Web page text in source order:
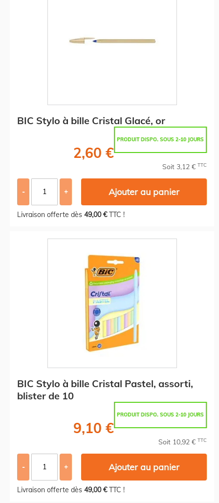
BIC Stylo à bille Cristal Glacé, or
PRODUIT DISPO. SOUS 2-10 JOURS
2,60 €
Soit 3,12 € TTC
- + Ajouter au panier
Livraison offerte dès 49,00 €TTC !
BIC Stylo à bille Cristal Pastel, assorti,
blister de 10
PRODUIT DISPO. SOUS 2-10 JOURS
9,10 €
Soit 10,92 € TTC
- + Ajouter au panier
Livraison offerte dès 49,00 €TTC !